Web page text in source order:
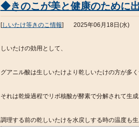
◆きのこが美と健康のために
[しいたけ等きのこ情報] 2025年06月18日(水)
しいたけの効用として、
グアニル酸は生しいたけより乾しいたけの方が多く
それは乾燥過程でリボ核酸が酵素で分解されて生成
調理する前の乾しいたけを水戻しする時の温度も生